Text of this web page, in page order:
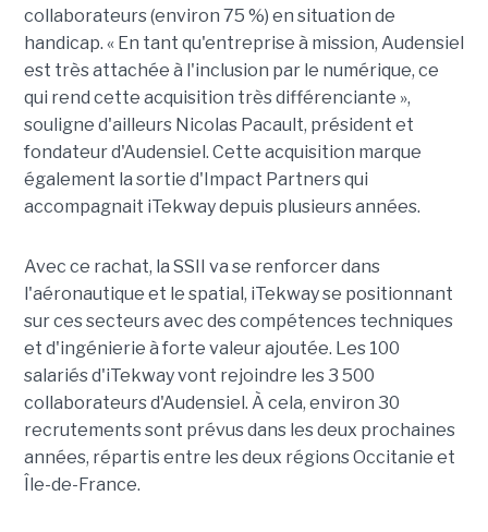
collaborateurs (environ 75 %) en situation de
handicap. « En tant qu'entreprise à mission, Audensiel
est très attachée à l'inclusion par le numérique, ce
qui rend cette acquisition très différenciante »,
souligne d'ailleurs Nicolas Pacault, président et
fondateur d'Audensiel. Cette acquisition marque
également la sortie d'Impact Partners qui
accompagnait iTekway depuis plusieurs années.
Avec ce rachat, la SSII va se renforcer dans
l'aéronautique et le spatial, iTekway se positionnant
sur ces secteurs avec des compétences techniques
et d'ingénierie à forte valeur ajoutée. Les 100
salariés d'iTekway vont rejoindre les 3 500
collaborateurs d'Audensiel. À cela, environ 30
recrutements sont prévus dans les deux prochaines
années, répartis entre les deux régions Occitanie et
Île-de-France.